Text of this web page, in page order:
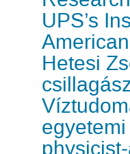
UPS’s
Hetesi